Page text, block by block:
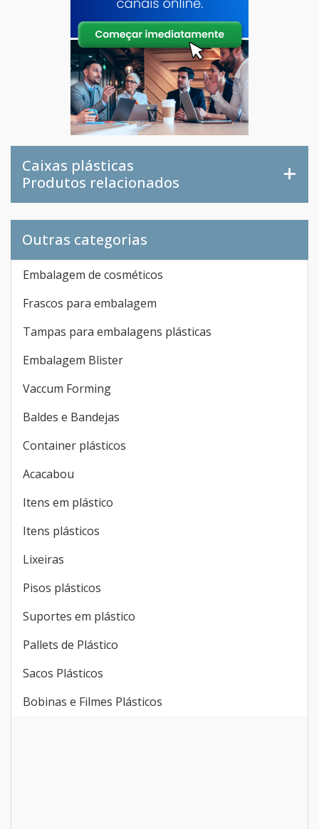
Caixas plásticas
Produtos relacionados
Outras categorias
Embalagem de cosméticos
Frascos para embalagem
Tampas para embalagens plásticas
Embalagem Blister
Vaccum Forming
Baldes e Bandejas
Container plásticos
Acacabou
Itens em plástico
Itens plásticos
Lixeiras
Pisos plásticos
Suportes em plástico
Pallets de Plástico
Sacos Plásticos
Bobinas e Filmes Plásticos